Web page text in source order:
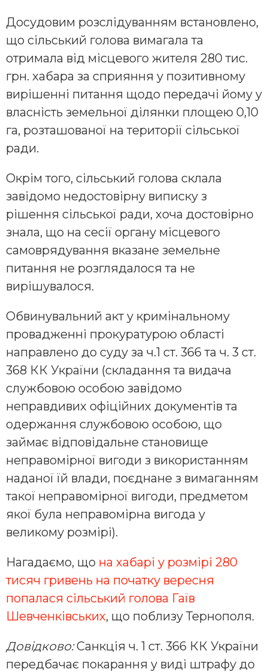
Досудовим розслідуванням встановлено,
що сільський голова вимагала та
отримала від місцевого жителя 280 тис.
грн. хабара за сприяння у позитивному
вирішенні питання щодо передачі йому у
власність земельної ділянки площею 0,10
га, розташованої на території сільської
ради.
Окрім того, сільський голова склала
завідомо недостовірну виписку з
рішення сільської ради, хоча достовірно
знала, що на сесії органу місцевого
самоврядування вказане земельне
питання не розглядалося та не
вирішувалося.
Обвинувальний акт у кримінальному
провадженні прокуратурою області
направлено до суду за ч.1 ст. 366 та ч. 3 ст.
368 КК України (складання та видача
службовою особою завідомо
неправдивих офіційних документів та
одержання службовою особою, що
займає відповідальне становище
неправомірної вигоди з використанням
наданої їй влади, поєднане з вимаганням
такої неправомірної вигоди, предметом
якої була неправомірна вигода у
великому розмірі).
Нагадаємо, що на хабарі у розмірі 280
тисяч гривень на початку вересня
попалася сільський голова Гаїв
Шевченківських, що поблизу Тернополя.
Довідково:Санкція ч. 1 ст. 366 КК України
передбачає покарання у виді штрафу до